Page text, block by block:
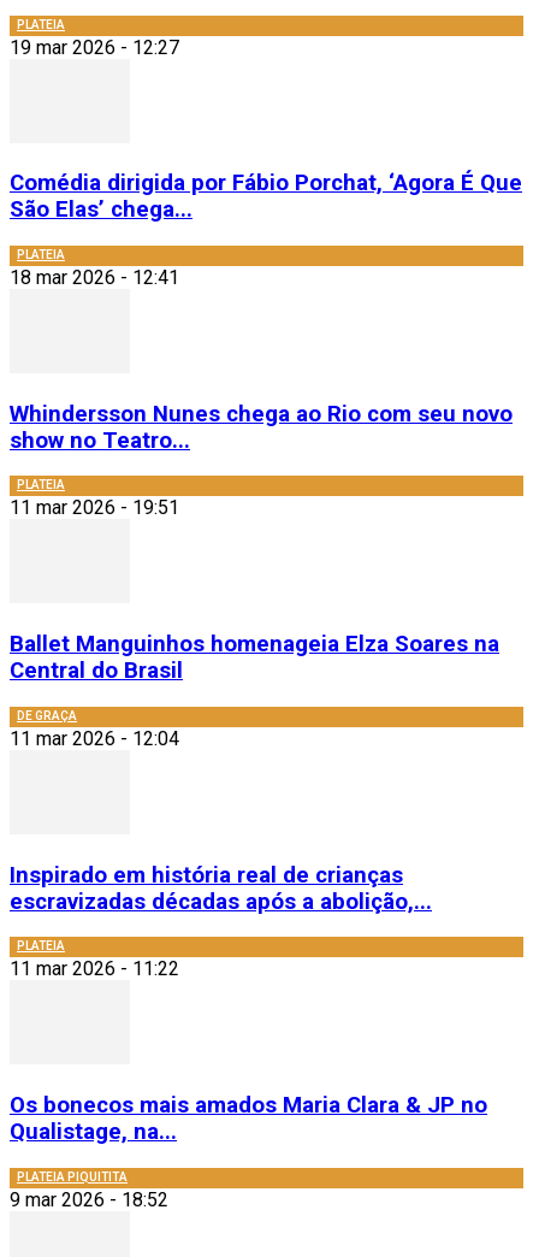
PLATEIA
19 mar 2026 - 12:27
Comédia dirigida por Fábio Porchat, ‘Agora É Que
São Elas’ chega...
PLATEIA
18 mar 2026 - 12:41
Whindersson Nunes chega ao Rio com seu novo
show no Teatro...
PLATEIA
11 mar 2026 - 19:51
Ballet Manguinhos homenageia Elza Soares na
Central do Brasil
DE GRAÇA
11 mar 2026 - 12:04
Inspirado em história real de crianças
escravizadas décadas após a abolição,...
PLATEIA
11 mar 2026 - 11:22
Os bonecos mais amados Maria Clara & JP no
Qualistage, na...
PLATEIA PIQUITITA
9 mar 2026 - 18:52